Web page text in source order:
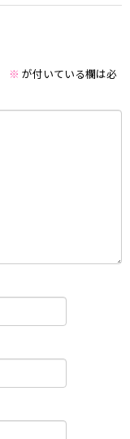
※ が付いている欄は必